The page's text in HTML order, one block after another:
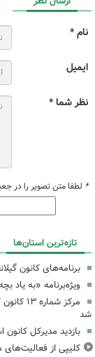
نام *
ایمیل
نظر شما *
* لطفا متن تصویر را در
تازه‌ترین استان‌ها
برنامه‌های کانون
ویژه‌برنامه «به یاد بچه‌های
مرکز
شد
بازدید مدیرکل
کلیپی از